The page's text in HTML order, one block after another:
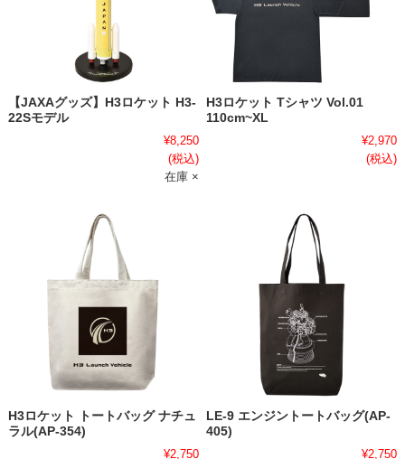
【JAXAグッズ】H3ロケット H3-
22Sモデル
¥8,250
(税込)
在庫 ×
H3ロケット Tシャツ Vol.01
110cm~XL
¥2,970
(税込)
H3ロケット トートバッグ ナチュ
ラル(AP-354)
¥2,750
LE-9 エンジントートバッグ(AP-
405)
¥2,750